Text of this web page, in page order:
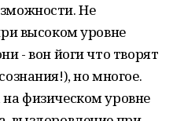
Не
высоком уровне
- вон йоги что творят
но многое.
физическом уровне